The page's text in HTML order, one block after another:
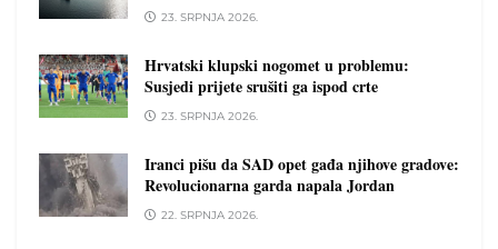
23. SRPNJA 2026.
Hrvatski klupski nogomet u problemu:
Susjedi prijete srušiti ga ispod crte
23. SRPNJA 2026.
Iranci pišu da SAD opet gađa njihove gradove:
Revolucionarna garda napala Jordan
22. SRPNJA 2026.